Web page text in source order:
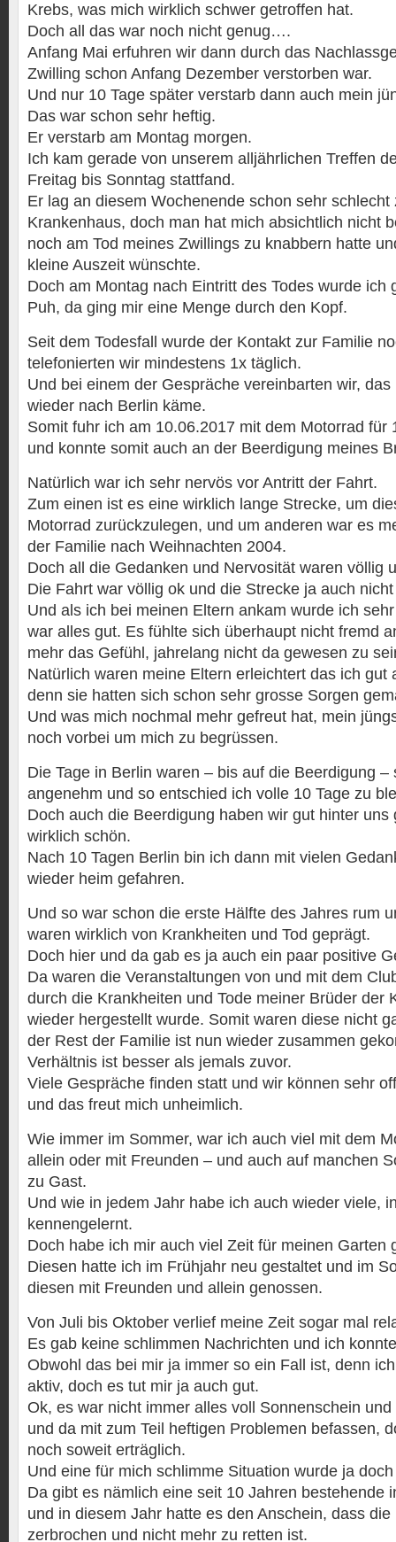
Krebs, was mich wirklich schwer getroffen hat.
Doch all das war noch nicht genug….
Anfang Mai erfuhren wir dann durch das
Zwilling schon Anfang Dezember verstorben war.
Und nur 10 Tage später verstarb dann auch mein
Das war schon sehr heftig.
Er verstarb am Montag morgen.
Ich kam gerade von unserem alljährlichen Treffen
Freitag bis Sonntag stattfand.
Er lag an diesem Wochenende schon sehr schlecht
Krankenhaus, doch man hat mich absichtlich nicht
noch am Tod meines Zwillings zu knabbern hatte
kleine Auszeit wünschte.
Doch am Montag nach Eintritt des Todes wurde ich
Puh, da ging mir eine Menge durch den Kopf.
Seit dem Todesfall wurde der Kontakt zur Familie
telefonierten wir mindestens 1x täglich.
Und bei einem der Gespräche vereinbarten wir,
wieder nach Berlin käme.
Somit fuhr ich am 10.06.2017 mit dem Motorrad für
und konnte somit auch an der Beerdigung meines
Natürlich war ich sehr nervös vor Antritt der Fahrt.
Zum einen ist es eine wirklich lange Strecke, um
Motorrad zurückzulegen, und um anderen war es
der Familie nach Weihnachten 2004.
Doch all die Gedanken und Nervosität waren völlig
Die Fahrt war völlig ok und die Strecke ja auch
Und als ich bei meinen Eltern ankam wurde ich
war alles gut. Es fühlte sich überhaupt nicht fremd
mehr das Gefühl, jahrelang nicht da gewesen zu
Natürlich waren meine Eltern erleichtert das ich gut
denn sie hatten sich schon sehr grosse Sorgen
Und was mich nochmal mehr gefreut hat, mein
noch vorbei um mich zu begrüssen.
Die Tage in Berlin waren – bis auf die Beerdigung –
angenehm und so entschied ich volle 10 Tage zu
Doch auch die Beerdigung haben wir gut hinter uns
wirklich schön.
Nach 10 Tagen Berlin bin ich dann mit vielen
wieder heim gefahren.
Und so war schon die erste Hälfte des Jahres rum
waren wirklich von Krankheiten und Tod geprägt.
Doch hier und da gab es ja auch ein paar positive
Da waren die Veranstaltungen von und mit dem
durch die Krankheiten und Tode meiner Brüder der
wieder hergestellt wurde. Somit waren diese nicht
der Rest der Familie ist nun wieder zusammen
Verhältnis ist besser als jemals zuvor.
Viele Gespräche finden statt und wir können sehr
und das freut mich unheimlich.
Wie immer im Sommer, war ich auch viel mit dem
allein oder mit Freunden – und auch auf manchen
zu Gast.
Und wie in jedem Jahr habe ich auch wieder viele,
kennengelernt.
Doch habe ich mir auch viel Zeit für meinen Garten
Diesen hatte ich im Frühjahr neu gestaltet und im
diesen mit Freunden und allein genossen.
Von Juli bis Oktober verlief meine Zeit sogar mal
Es gab keine schlimmen Nachrichten und ich
Obwohl das bei mir ja immer so ein Fall ist, denn
aktiv, doch es tut mir ja auch gut.
Ok, es war nicht immer alles voll Sonnenschein
und da mit zum Teil heftigen Problemen befassen,
noch soweit erträglich.
Und eine für mich schlimme Situation wurde ja
Da gibt es nämlich eine seit 10 Jahren bestehende
und in diesem Jahr hatte es den Anschein, dass
zerbrochen und nicht mehr zu retten ist.